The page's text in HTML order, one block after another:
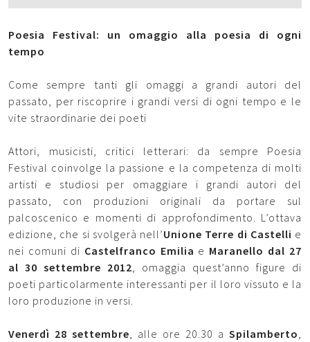
Poesia Festival: un omaggio alla poesia di ogni
tempo
Come sempre tanti gli omaggi a grandi autori del
passato, per riscoprire i grandi versi di ogni tempo e le
vite straordinarie dei poeti
Attori, musicisti, critici letterari: da sempre Poesia
Festival coinvolge la passione e la competenza di molti
artisti e studiosi per omaggiare i grandi autori del
passato, con produzioni originali da portare sul
palcoscenico e momenti di approfondimento. L’ottava
edizione, che si svolgerà nell’Unione Terre di Castelli e
nei comuni di Castelfranco Emilia e Maranello dal 27
al 30 settembre 2012, omaggia quest’anno figure di
poeti particolarmente interessanti per il loro vissuto e la
loro produzione in versi.
Venerdì 28 settembre, alle ore 20.30 a Spilamberto,